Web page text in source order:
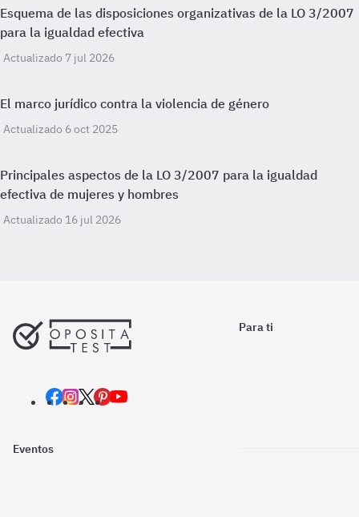
Esquema de las disposiciones organizativas de la LO 3/2007
para la igualdad efectiva
Actualizado 7 jul 2026
El marco jurídico contra la violencia de género
Actualizado 6 oct 2025
Principales aspectos de la LO 3/2007 para la igualdad
efectiva de mujeres y hombres
Actualizado 16 jul 2026
Para ti
Eventos